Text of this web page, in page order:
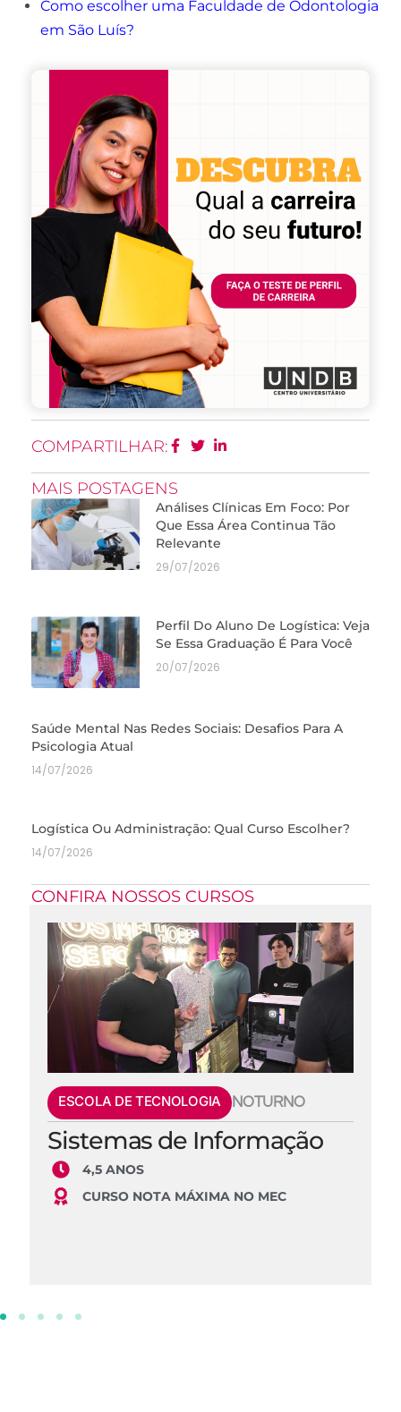
Como escolher uma Faculdade de Odontologia
em São Luís?
COMPARTILHAR:
MAIS POSTAGENS
Análises Clínicas Em Foco: Por
Que Essa Área Continua Tão
Relevante
29/07/2026
Perfil Do Aluno De Logística: Veja
Se Essa Graduação É Para Você
20/07/2026
Saúde Mental Nas Redes Sociais: Desafios Para A
Psicologia Atual
14/07/2026
Logística Ou Administração: Qual Curso Escolher?
14/07/2026
CONFIRA NOSSOS CURSOS
ESCOLA DE TECNOLOGIA NOTURNO
Sistemas de Informação
4,5 ANOS
CURSO NOTA MÁXIMA NO MEC